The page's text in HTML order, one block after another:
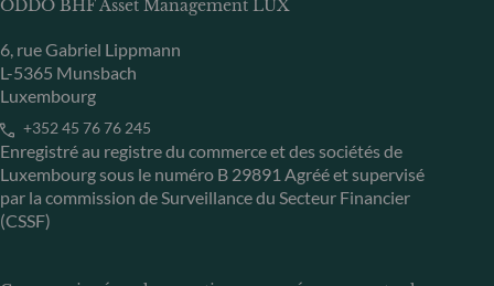
ODDO BHF Asset Management LUX
6, rue Gabriel Lippmann
L-5365 Munsbach
Luxembourg
+352 45 76 76 245
Enregistré au registre du commerce et des sociétés de
Luxembourg sous le numéro B 29891 Agréé et supervisé
par la commission de Surveillance du Secteur Financier
(CSSF)